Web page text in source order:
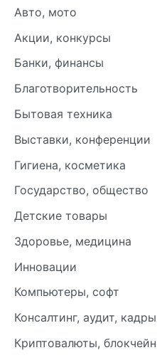
Авто, мото
Акции, конкурсы
Банки, финансы
Благотворительность
Бытовая техника
Выставки, конференции
Гигиена, косметика
Государство, общество
Детские товары
Здоровье, медицина
Инновации
Компьютеры, софт
Консалтинг, аудит, кадры
Криптовалюты, блокчейн